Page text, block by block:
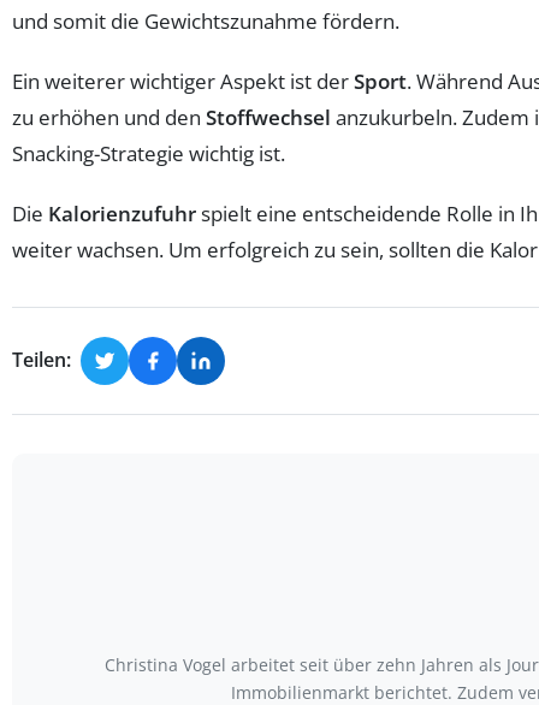
und somit die Gewichtszunahme fördern.
Ein weiterer wichtiger Aspekt ist derSport. Während
zu erhöhen und den Stoffwechsel anzukurbeln. Zudem
Snacking-Strategie wichtig ist.
Die Kalorienzufuhrspielt eine entscheidende Rolle in
weiter wachsen. Um erfolgreich zu sein, sollten die
Teilen:
Christina Vogel arbeitet seit über zehn Jahren als
Immobilienmarkt berichtet. Zudem